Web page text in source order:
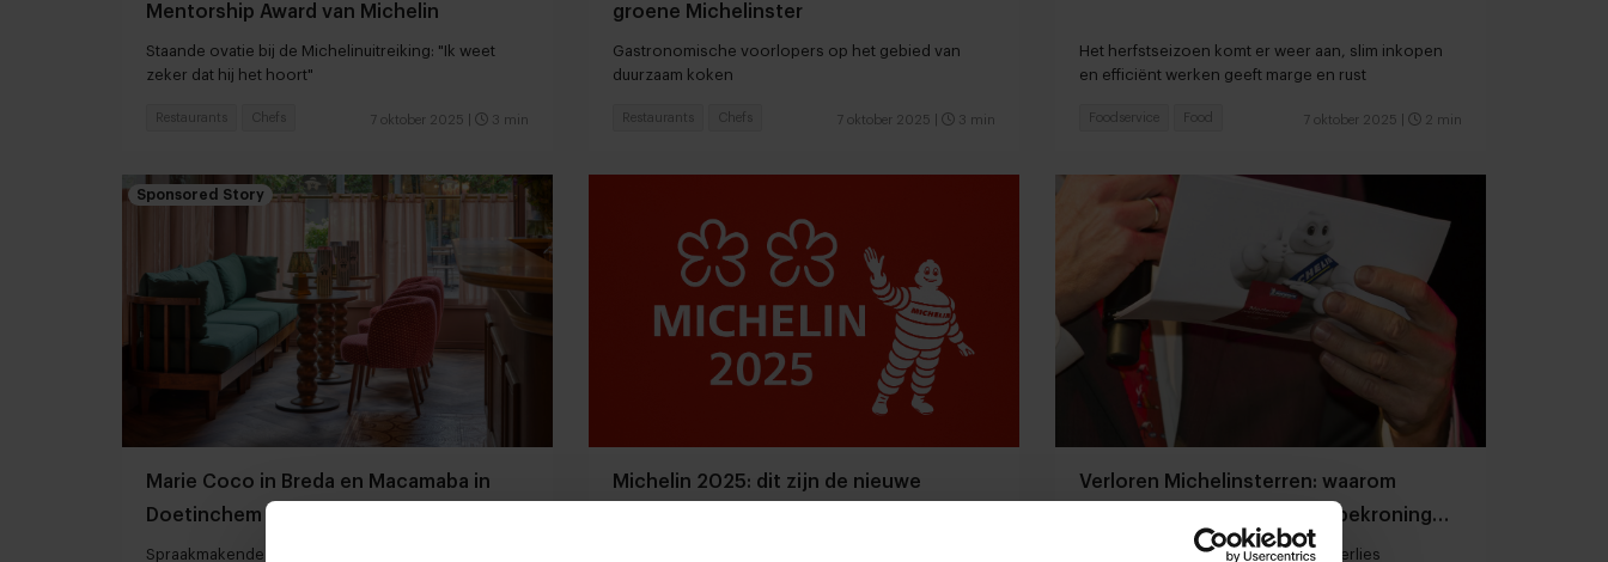
Mentorship Award van Michelin
Staande ovatie bij de Michelinuitreiking: "Ik weet
zeker dat hij het hoort"
7 oktober 2025 3 min
Restaurants Chefs
groene Michelinster
Gastronomische voorlopers op het gebied van
duurzaam koken
7 oktober 2025 3 min
Restaurants Chefs
Het herfstseizoen komt er weer aan, slim inkopen
en efficiënt werken geeft marge en rust
7 oktober 2025 2 min
Foodservice Food
Sponsored Story
Marie Coco in Breda en Macamaba in
Doetinchem zetten interieur in als
zintuigelijke smaakmaker
Spraakmakende horecaconcepten met bijpassend
Michelin 2025: dit zijn de nieuwe
Verloren Michelinsterren: waarom
raakten deze 10 zaken hun bekroning
Van gewijzigde koers tot kwaliteitsverlies